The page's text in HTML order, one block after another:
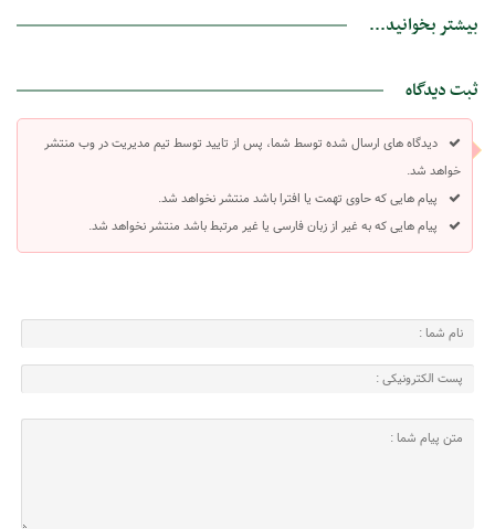
بیشتر بخوانید...
ثبت دیدگاه
دیدگاه های ارسال شده توسط شما، پس از تایید توسط تیم مدیریت در وب منتشر
خواهد شد.
پیام هایی که حاوی تهمت یا افترا باشد منتشر نخواهد شد.
پیام هایی که به غیر از زبان فارسی یا غیر مرتبط باشد منتشر نخواهد شد.